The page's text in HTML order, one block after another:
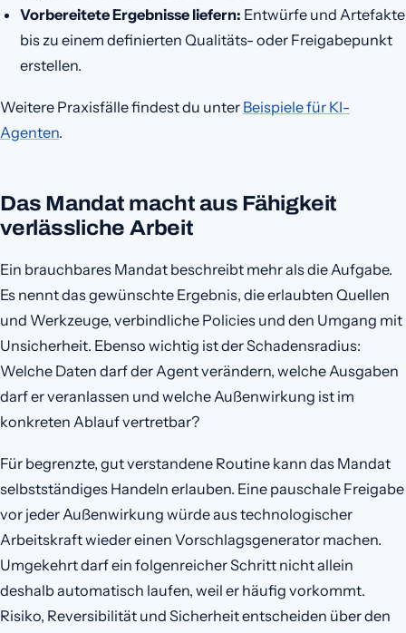
Vorbereitete Ergebnisse liefern: Entwürfe und Artefakte
bis zu einem definierten Qualitäts- oder Freigabepunkt
erstellen.
Weitere Praxisfälle findest du unter Beispiele für KI-
Agenten.
Das Mandat macht aus Fähigkeit
verlässliche Arbeit
Ein brauchbares Mandat beschreibt mehr als die Aufgabe.
Es nennt das gewünschte Ergebnis, die erlaubten Quellen
und Werkzeuge, verbindliche Policies und den Umgang mit
Unsicherheit. Ebenso wichtig ist der Schadensradius:
Welche Daten darf der Agent verändern, welche Ausgaben
darf er veranlassen und welche Außenwirkung ist im
konkreten Ablauf vertretbar?
Für begrenzte, gut verstandene Routine kann das Mandat
selbstständiges Handeln erlauben. Eine pauschale Freigabe
vor jeder Außenwirkung würde aus technologischer
Arbeitskraft wieder einen Vorschlagsgenerator machen.
Umgekehrt darf ein folgenreicher Schritt nicht allein
deshalb automatisch laufen, weil er häufig vorkommt.
Risiko, Reversibilität und Sicherheit entscheiden über den